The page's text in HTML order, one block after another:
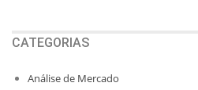
CATEGORIAS
Análise de Mercado